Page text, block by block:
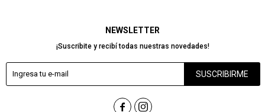
NEWSLETTER
¡Suscribite y recibí todas nuestras novedades!
SUSCRIBIRME
 